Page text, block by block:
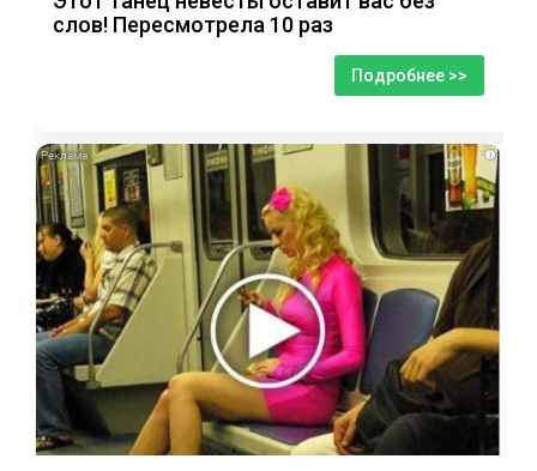
слов! Пересмотрела 10 раз
Подробнее >>
i